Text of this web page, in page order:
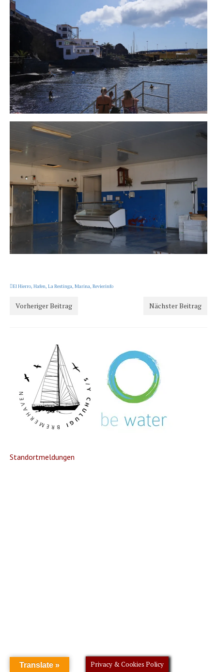
El Hierro, Hafen, La Restinga, Marina, Revierinfo
Vorheriger Beitrag Nächster Beitrag
Standortmeldungen
Privacy & Cookies Policy
Translate »